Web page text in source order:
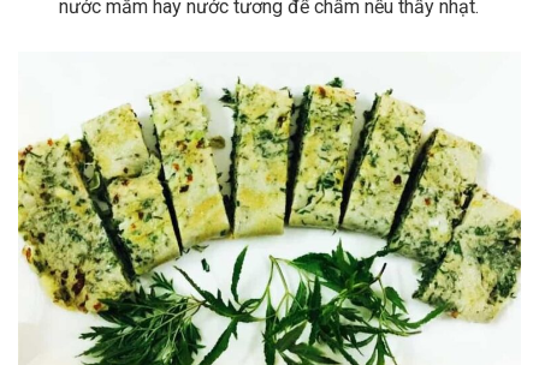
nước mắm hay nước tương để chấm nếu thấy nhạt.